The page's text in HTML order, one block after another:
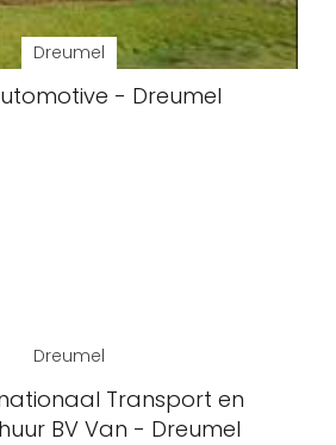
Dreumel
- Dreumel
Dreumel
Transport en
BV Van - Dreumel